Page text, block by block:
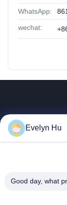
WhatsApp:
wechat:
Evelyn Hu
Good day, what